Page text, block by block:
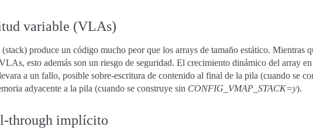
variable (VLAs)
produce un código mucho peor que los arrays de tamaño estático. Mientras
esto además son un riesgo de seguridad. El crecimiento dinámico del array
a un fallo, posible sobre-escritura de contenido al final de la pila (cuando se
adyacente a la pila (cuando se construye sin CONFIG_VMAP_STACK=y).
through implícito